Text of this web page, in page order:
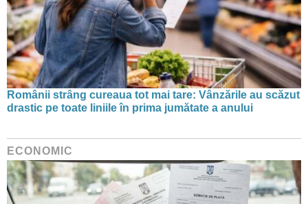
Românii strâng cureaua tot mai tare: Vânzările au scăzut
drastic pe toate liniile în prima jumătate a anului
ECONOMIC